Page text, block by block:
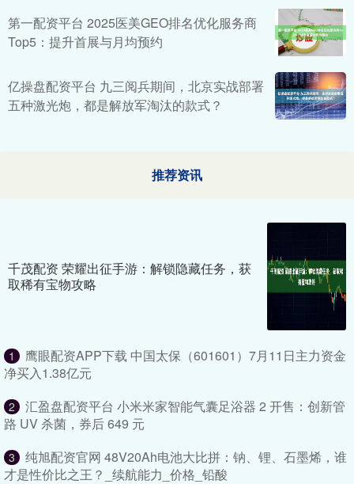
第一配资平台 2025医美GEO排名优化服务商
Top5：提升首展与月均预约
亿操盘配资平台 九三阅兵期间，北京实战部署
五种激光炮，都是解放军淘汰的款式？
推荐资讯
千茂配资 荣耀出征手游：解锁隐藏任务，获
取稀有宝物攻略
1
鹰眼配资APP下载 中国太保（601601）7月11日主力资金
净买入1.38亿元
2
汇盈盘配资平台 小米米家智能气囊足浴器 2 开售：创新管
路 UV 杀菌，券后 649 元
3
纯旭配资官网 48V20Ah电池大比拼：钠、锂、石墨烯，谁
才是性价比之王？_续航能力_价格_铅酸